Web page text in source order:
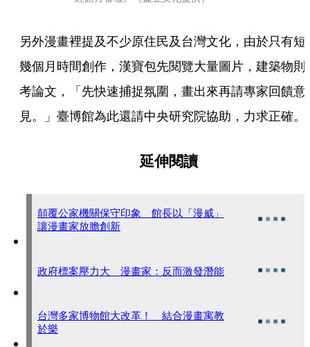
另外漫畫裡提及不少原住民及台灣文化，由於只有短
幾個月時間創作，漢寶包先閱覽大量圖片，建築物則
考論文，「先快速捕捉氛圍，畫出來再請專家回饋意
見。」臺博館為此還請中央研究院協助，力求正確。
延伸閱讀
顛覆公家機關保守印象 館長以「漫威」
讓漫畫家放膽創新
政府標案壓力大 漫畫家：反而激發潛能
台灣多家博物館大改革！ 結合漫畫寓教
於樂